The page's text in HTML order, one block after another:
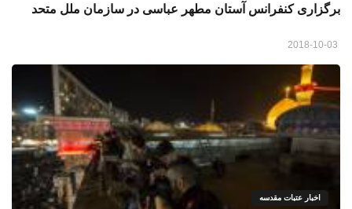
برگزاری کنفرانس آستان مطهر عباسی در سازمان ملل متحد
اخبار عتبات مقدسه